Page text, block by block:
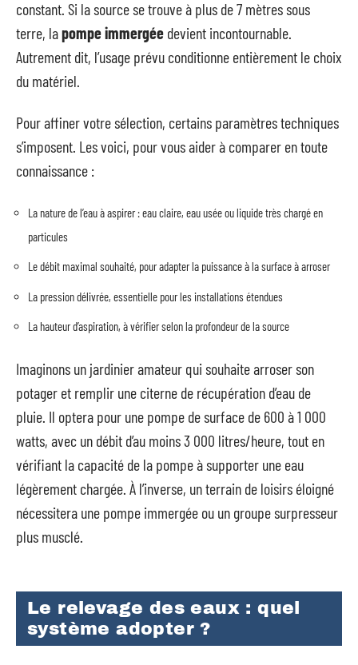
constant. Si la source se trouve à plus de 7 mètres sous
terre, lapompe immergée devient incontournable.
Autrement dit, l’usage prévu conditionne entièrement le choix
du matériel.
Pour affiner votre sélection, certains paramètres techniques
s’imposent. Les voici, pour vous aider à comparer en toute
connaissance :
La nature de l’eau à aspirer : eau claire, eau usée ou liquide très chargé en
particules
Le débit maximal souhaité, pour adapter la puissance à la surface à arroser
La pression délivrée, essentielle pour les installations étendues
La hauteur d’aspiration, à vérifier selon la profondeur de la source
Imaginons un jardinier amateur qui souhaite arroser son
potager et remplir une citerne de récupération d’eau de
pluie. Il optera pour une pompe de surface de 600 à 1 000
watts, avec un débit d’au moins 3 000 litres/heure, tout en
vérifiant la capacité de la pompe à supporter une eau
légèrement chargée. À l’inverse, un terrain de loisirs éloigné
nécessitera une pompe immergée ou un groupe surpresseur
plus musclé.
Le relevage des eaux : quel
système adopter ?